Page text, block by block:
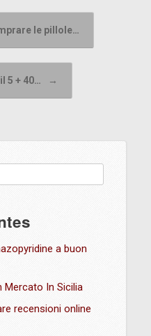
le pillole…
5 + 40… →
a buon
Mercato In Sicilia
recensioni online